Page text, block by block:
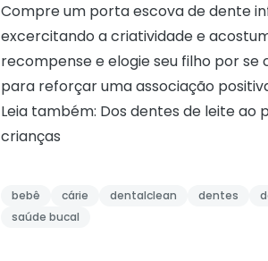
Compre um porta escova de dente
excercitando a criatividade e
recompense e elogie seu filho por
para reforçar uma associação
Leia também: Dos dentes de leite ao
crianças
bebê cárie dentalclean dentes
saúde bucal